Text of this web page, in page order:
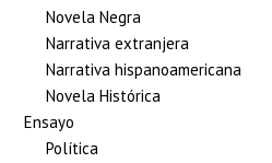
Novela Negra
Narrativa extranjera
Narrativa hispanoamericana
Novela Histórica
Ensayo
Política